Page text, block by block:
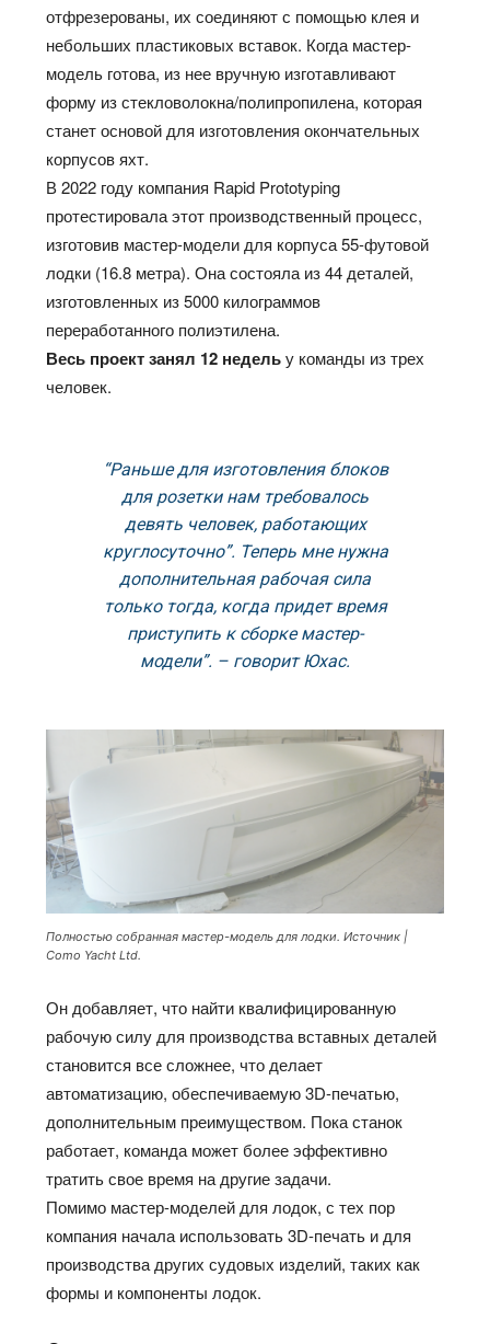
отфрезерованы, их соединяют с помощью клея и
небольших пластиковых вставок. Когда мастер-
модель готова, из нее вручную изготавливают
форму из стекловолокна/полипропилена, которая
станет основой для изготовления окончательных
корпусов яхт.
В 2022 году компания Rapid Prototyping
протестировала этот производственный процесс,
изготовив мастер-модели для корпуса 55-футовой
лодки (16.8 метра). Она состояла из 44 деталей,
изготовленных из 5000 килограммов
переработанного полиэтилена.
Весь проект занял 12 недельу команды из трех
человек.
“Раньше для изготовления блоков
для розетки нам требовалось
девять человек, работающих
круглосуточно”. Теперь мне нужна
дополнительная рабочая сила
только тогда, когда придет время
приступить к сборке мастер-
модели”. – говорит Юхас.
Полностью собранная мастер-модель для лодки. Источник |
Como Yacht Ltd.
Он добавляет, что найти квалифицированную
рабочую силу для производства вставных деталей
становится все сложнее, что делает
автоматизацию, обеспечиваемую 3D-печатью,
дополнительным преимуществом. Пока станок
работает, команда может более эффективно
тратить свое время на другие задачи.
Помимо мастер-моделей для лодок, с тех пор
компания начала использовать 3D-печать и для
производства других судовых изделий, таких как
формы и компоненты лодок.